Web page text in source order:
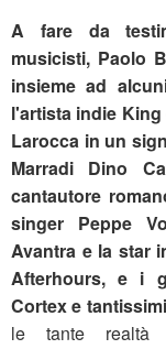
A fare da
musicisti, Paolo
insieme ad
l'artista indie
Larocca in un
Marradi Dino
cantautore
singer Peppe
Avantra e la star
Afterhours, e i
Cortex e
le tante realtà